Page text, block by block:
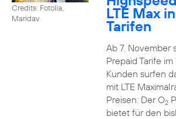
Credits: Fotolia,
Maridav
LTE Max
Tarifen
Ab 7. November
Prepaid Tarife
Kunden surfen
mit LTE
Preisen: Der O2
bietet für den